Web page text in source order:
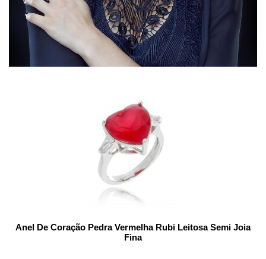
Anel De Coração Pedra Vermelha Rubi Leitosa Semi Joia
Fina